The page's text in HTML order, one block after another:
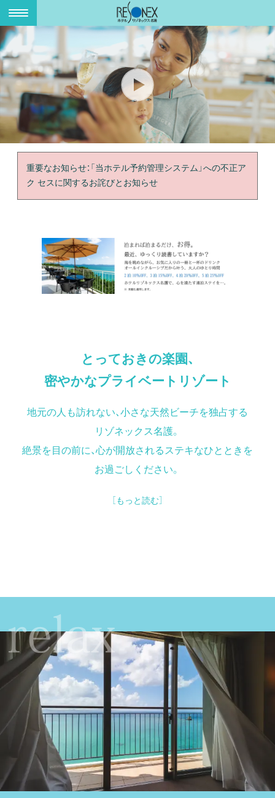
テ
ン
ツ
へ
ス
キ
ッ
プ
重要なお知らせ：「当ホテル予約管理システム」への不正ア
ク セスに関するお詫びとお知らせ
とっておきの楽園、
密やかなプライベートリゾート
地元の人も訪れない、 小さな天然ビーチを独占する
リゾネックス名護。
絶景を目の前に、 心が開放される ステキなひとときを
お過ごしください。
［もっと読む］